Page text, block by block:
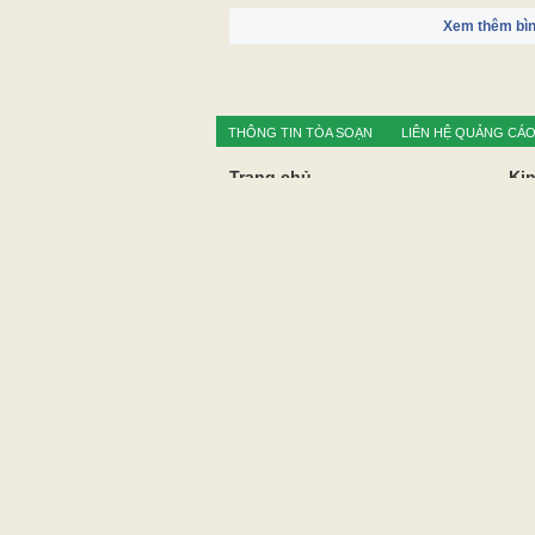
Xem thêm
THÔNG TIN TÒA SOẠN LIÊN HỆ QUẢNG CÁO
Trang chủ